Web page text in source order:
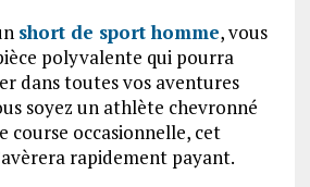
short de sport homme, vous
polyvalente qui pourra
dans toutes vos aventures
soyez un athlète chevronné
course occasionnelle, cet
rapidement payant.